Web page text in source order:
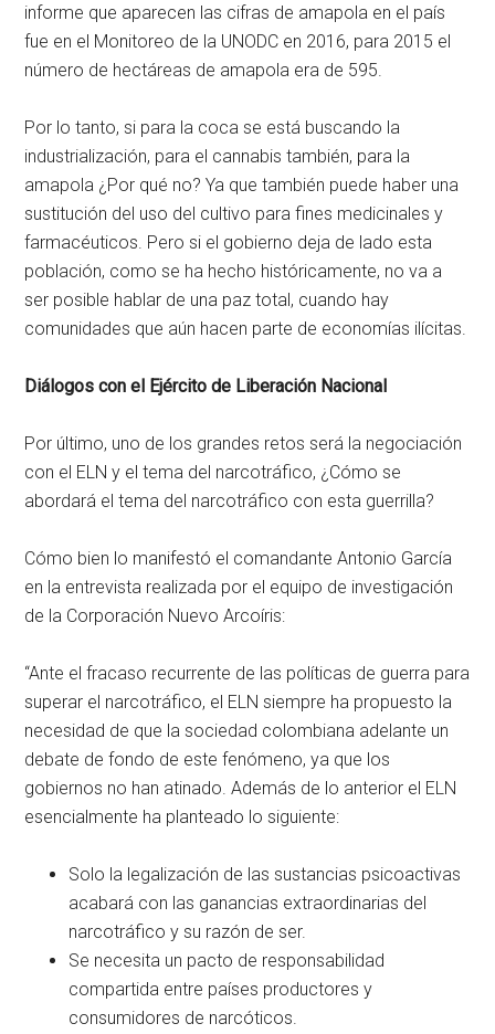
informe que aparecen las cifras de amapola en el país
fue en el Monitoreo de la UNODC en 2016, para 2015 el
número de hectáreas de amapola era de 595.
Por lo tanto, si para la coca se está buscando la
industrialización, para el cannabis también, para la
amapola ¿Por qué no? Ya que también puede haber una
sustitución del uso del cultivo para fines medicinales y
farmacéuticos. Pero si el gobierno deja de lado esta
población, como se ha hecho históricamente, no va a
ser posible hablar de una paz total, cuando hay
comunidades que aún hacen parte de economías ilícitas.
Diálogos con el Ejército de Liberación Nacional
Por último, uno de los grandes retos será la negociación
con el ELN y el tema del narcotráfico, ¿Cómo se
abordará el tema del narcotráfico con esta guerrilla?
Cómo bien lo manifestó el comandante Antonio García
en la entrevista realizada por el equipo de investigación
de la Corporación Nuevo Arcoíris:
“Ante el fracaso recurrente de las políticas de guerra para
superar el narcotráfico, el ELN siempre ha propuesto la
necesidad de que la sociedad colombiana adelante un
debate de fondo de este fenómeno, ya que los
gobiernos no han atinado. Además de lo anterior el ELN
esencialmente ha planteado lo siguiente:
Solo la legalización de las sustancias psicoactivas
acabará con las ganancias extraordinarias del
narcotráfico y su razón de ser.
Se necesita un pacto de responsabilidad
compartida entre países productores y
consumidores de narcóticos.